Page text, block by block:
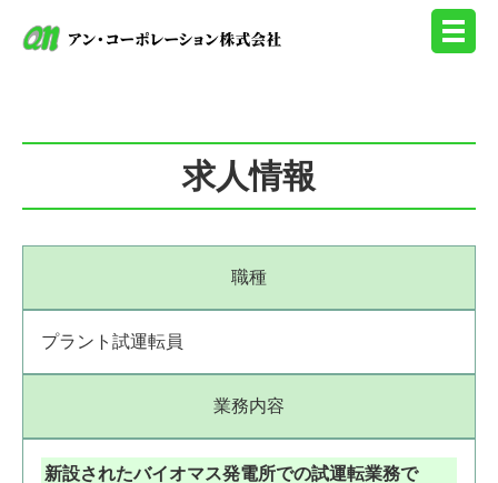
求人情報
職種
プラント試運転員
業務内容
新設されたバイオマス発電所での試運転業務で